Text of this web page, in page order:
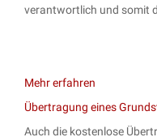
verantwortlich und somit
Mehr erfahren
Übertragung eines
Auch die kostenlose